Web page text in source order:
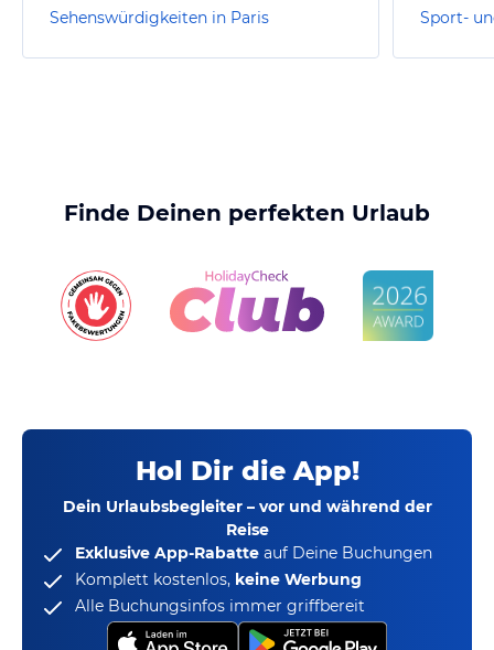
Sehenswürdigkeiten in Paris Sport-
Finde Deinen perfekten Urlaub
Hol Dir die App!
Dein Urlaubsbegleiter – vor und während der
Reise
Exklusive App-Rabatte auf Deine Buchungen
Komplett kostenlos, keine Werbung
Alle Buchungsinfos immer griffbereit